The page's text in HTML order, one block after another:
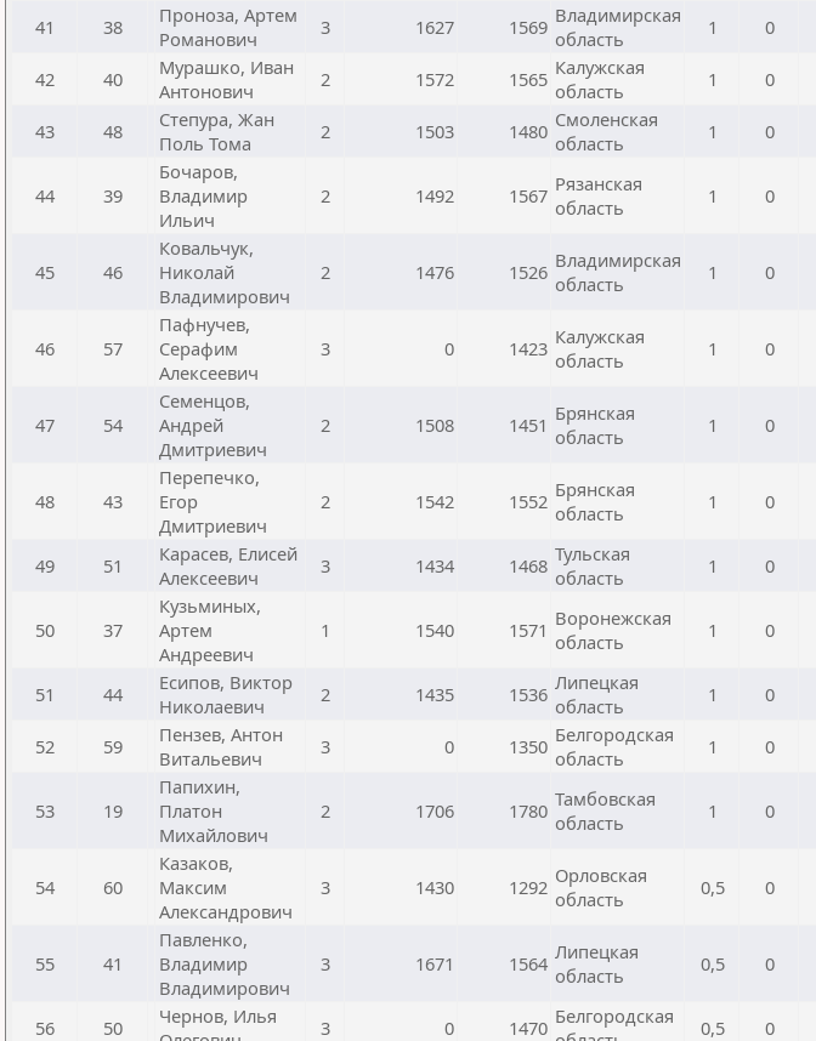
41 38
Проноза, Артем
Романович
3 1627 1569 Владимирская
область
1 0
42 40
Мурашко, Иван
Антонович
2 1572 1565 Калужская
область
1 0
43 48
Степура, Жан
Поль Тома
2 1503 1480 Смоленская
область
1 0
44 39
Бочаров,
Владимир
Ильич
2 1492 1567 Рязанская
область
1 0
45 46
Ковальчук,
Николай
Владимирович
2 1476 1526 Владимирская
область
1 0
46 57
Пафнучев,
Серафим
Алексеевич
3 0 1423 Калужская
область
1 0
47 54
Семенцов,
Андрей
Дмитриевич
2 1508 1451 Брянская
область
1 0
48 43
Перепечко,
Егор
Дмитриевич
2 1542 1552 Брянская
область
1 0
49 51
Карасев, Елисей
Алексеевич
3 1434 1468 Тульская
область
1 0
50 37
Кузьминых,
Артем
Андреевич
1 1540 1571 Воронежская
область
1 0
51 44
Есипов, Виктор
Николаевич
2 1435 1536 Липецкая
область
1 0
52 59
Пензев, Антон
Витальевич
3 0 1350 Белгородская
область
1 0
53 19
Папихин,
Платон
Михайлович
2 1706 1780 Тамбовская
область
1 0
54 60
Казаков,
Максим
Александрович
3 1430 1292 Орловская
область
0,5 0
55 41
Павленко,
Владимир
Владимирович
3 1671 1564 Липецкая
область
0,5 0
56 50
Чернов, Илья
3 0 1470 Белгородская
0,5 0